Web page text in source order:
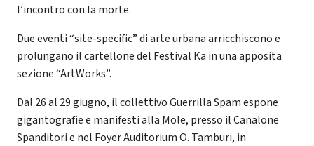
l’incontro con la morte.
Due eventi “site-specific” di arte urbana arricchiscono e
prolungano il cartellone del Festival Ka in una apposita
sezione “ArtWorks”.
Dal 26 al 29 giugno, il collettivo Guerrilla Spam espone
gigantografie e manifesti alla Mole, presso il Canalone
Spanditori e nel Foyer Auditorium O. Tamburi, in